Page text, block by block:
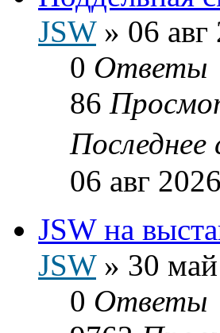
JSW» 06
0 Ответы
86
06 авг
JSW на
JSW» 30
0 Ответы